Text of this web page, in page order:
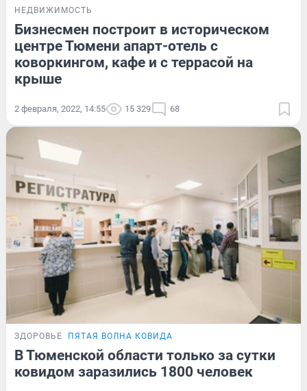
НЕДВИЖИМОСТЬ
Бизнесмен построит в историческом
центре Тюмени апарт-отель с
коворкингом, кафе и с террасой на
крыше
2 февраля, 2022, 14:55 15 329 68
ЗДОРОВЬЕ ПЯТАЯ ВОЛНА КОВИДА
В Тюменской области только за сутки
ковидом заразились 1800 человек